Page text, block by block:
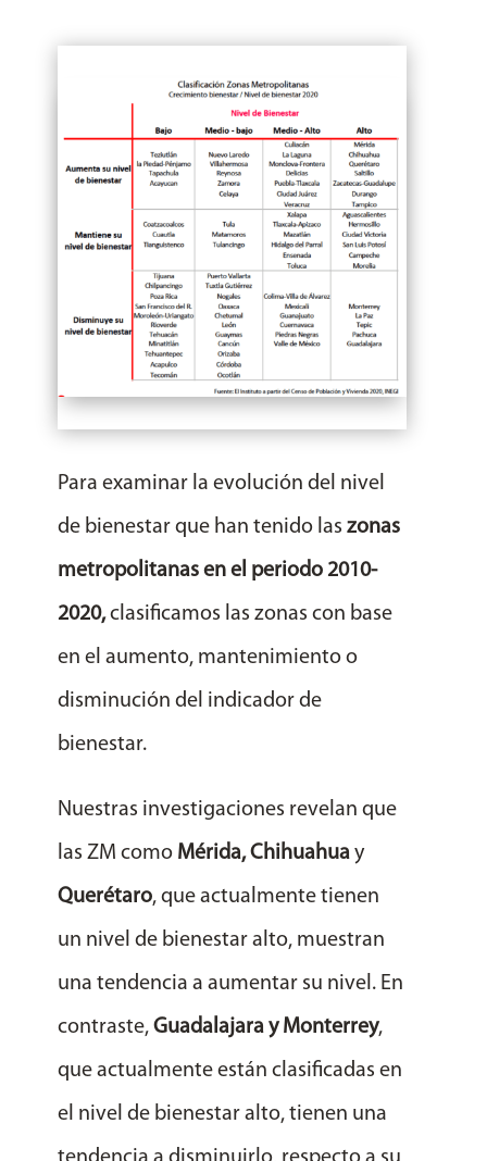
Para examinar la evolución del nivel
de bienestar que han tenido laszonas
metropolitanas en el periodo 2010-
2020,clasificamos las zonas con base
en el aumento, mantenimiento o
disminución del indicador de
bienestar.
Nuestras investigaciones revelan que
las ZM como Mérida, Chihuahuay
Querétaro, que actualmente tienen
un nivel de bienestar alto, muestran
una tendencia a aumentar su nivel. En
contraste,Guadalajara y Monterrey,
que actualmente están clasificadas en
el nivel de bienestar alto, tienen una